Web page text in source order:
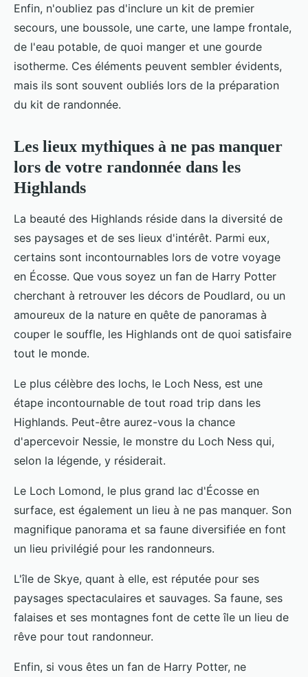
Enfin, n'oubliez pas d'inclure un kit de premier
secours, une boussole, une carte, une lampe frontale,
de l'eau potable, de quoi manger et une gourde
isotherme. Ces éléments peuvent sembler évidents,
mais ils sont souvent oubliés lors de la préparation
du kit de randonnée.
Les lieux mythiques à ne pas manquer
lors de votre randonnée dans les
Highlands
La beauté des Highlands réside dans la diversité de
ses paysages et de ses lieux d'intérêt. Parmi eux,
certains sont incontournables lors de votre voyage
en Écosse. Que vous soyez un fan de Harry Potter
cherchant à retrouver les décors de Poudlard, ou un
amoureux de la nature en quête de panoramas à
couper le souffle, les Highlands ont de quoi satisfaire
tout le monde.
Le plus célèbre des lochs, le Loch Ness, est une
étape incontournable de tout road trip dans les
Highlands. Peut-être aurez-vous la chance
d'apercevoir Nessie, le monstre du Loch Ness qui,
selon la légende, y résiderait.
Le Loch Lomond, le plus grand lac d'Écosse en
surface, est également un lieu à ne pas manquer. Son
magnifique panorama et sa faune diversifiée en font
un lieu privilégié pour les randonneurs.
L'île de Skye, quant à elle, est réputée pour ses
paysages spectaculaires et sauvages. Sa faune, ses
falaises et ses montagnes font de cette île un lieu de
rêve pour tout randonneur.
Enfin, si vous êtes un fan de Harry Potter, ne